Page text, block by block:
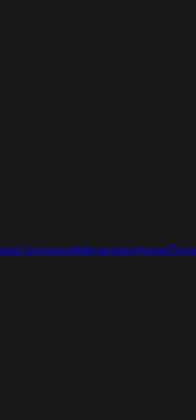
CarrosserieMécaniqueVitrage